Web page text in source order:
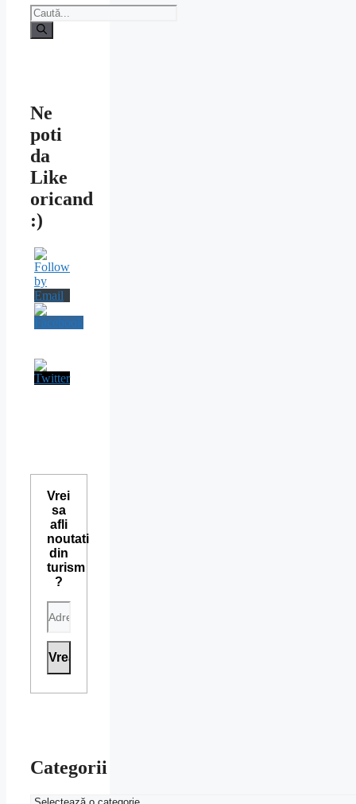
Caută
după:
Ne
poti
da
Like
oricand
:)
Vrei
sa
afli
noutati
din
turism
?
Categorii
Categorii